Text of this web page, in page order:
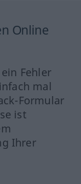
Online
Fehler
mal
Formular
ist
Ihrer